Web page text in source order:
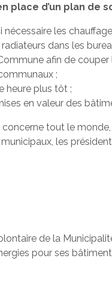
place d’un plan
les
dans les
afin de
;
heure plus tôt ;
en valeur des
tout le
les
de la
pour ses